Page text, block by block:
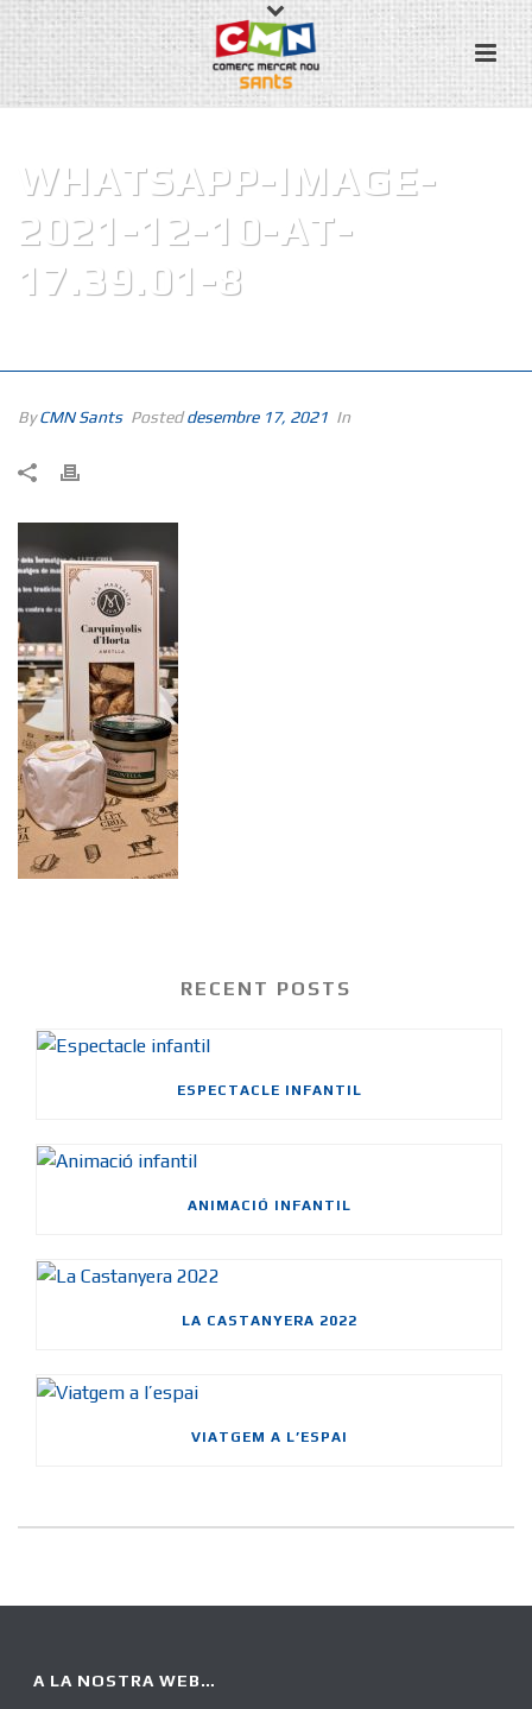
WHATSAPP-IMAGE-
2021-12-10-AT-
17.39.01-8
ByCMN Sants Posteddesembre 17, 2021 In
RECENT POSTS
ESPECTACLE INFANTIL
ANIMACIÓ INFANTIL
LA CASTANYERA 2022
VIATGEM A L’ESPAI
A LA NOSTRA WEB…